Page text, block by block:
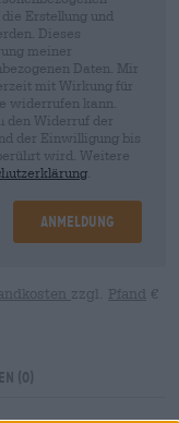
Erstellung und
Dieses
meiner
Daten. Mir
mit Wirkung für
widerrufen kann.
den Widerruf der
der Einwilligung bis
wird. Weitere
Anmeldung
zzgl. Pfand €
(0)